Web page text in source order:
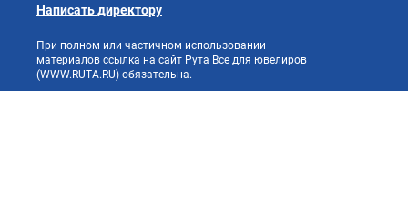
Написать директору
При полном или частичном использовании
материалов ссылка на сайт Рута Все для ювелиров
(WWW.RUTA.RU) обязательна.